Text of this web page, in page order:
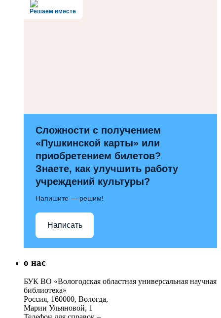
Решаем вместе
Сложности с получением
«Пушкинской карты» или
приобретением билетов?
Знаете, как улучшить работу
учреждений культуры?
Напишите — решим!
Написать
о нас
БУК ВО «Вологодская областная универсальная научная
библиотека»
Россия, 160000, Вологда,
Марии Ульяновой, 1